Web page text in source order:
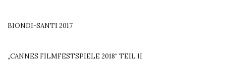
BIONDI-SANTI 2017
„CANNES FILMFESTSPIELE 2018“ TEIL II